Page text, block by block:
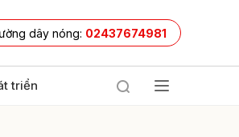
dây nóng: 02437674981
triển